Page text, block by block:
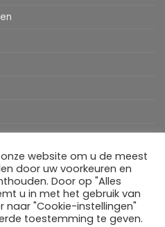
BancontactKlarna
Apple
Pay
website om u de meest
door uw voorkeuren en
Door op "Alles
u in met het gebruik van
naar "Cookie-instellingen"
toestemming te geven.